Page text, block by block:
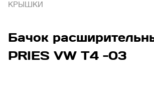
КРЫШКИ
Бачок
PRIES VW T4 -03